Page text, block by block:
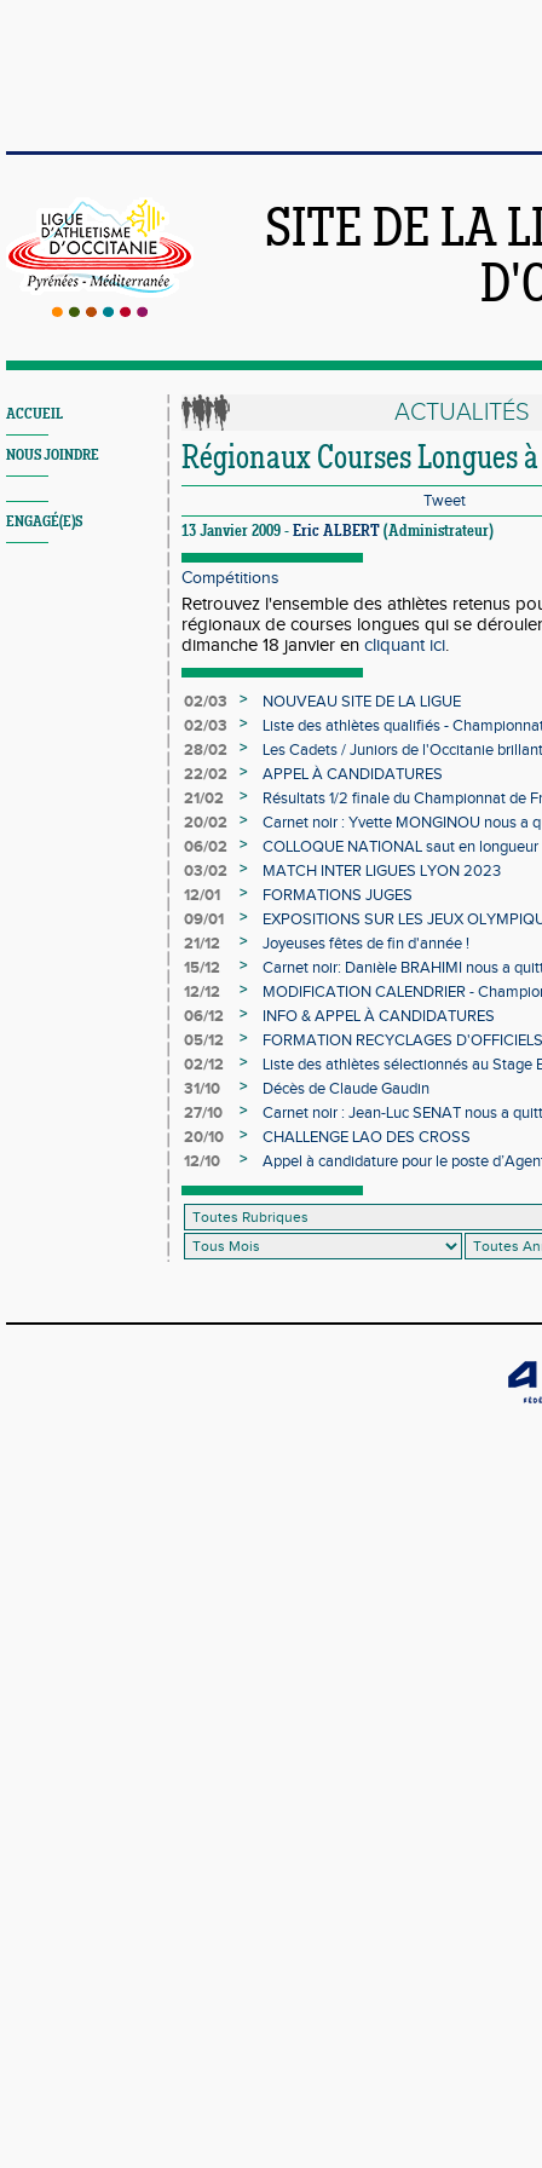
SITE DE LA
ACCUEIL
NOUS JOINDRE
ENGAGÉ(E)S
ACTUALITÉS
Régionaux Courses Longues
Tweet
13 Janvier 2009 - Eric ALBERT (Administrateur)
Compétitions
Retrouvez l'ensemble des athlètes retenus
régionaux de courses longues qui se
dimanche 18 janvier en cliquant ici.
02/03 >
NOUVEAU SITE DE LA LIGUE
02/03
>
Liste des athlètes qualifiés -
Individuels en salle
28/02 >
Les Cadets / Juniors de l'Occitanie
22/02
>
APPEL À CANDIDATURES
21/02
>
Résultats 1/2 finale du Championnat de
20/02
>
Carnet noir : Yvette MONGINOU nous a
06/02
>
COLLOQUE NATIONAL saut en
03/02
>
MATCH INTER LIGUES LYON 2023
12/01
>
FORMATIONS JUGES
09/01
>
EXPOSITIONS SUR LES JEUX
21/12
>
Joyeuses fêtes de fin d'année !
15/12
>
Carnet noir: Danièle BRAHIMI nous a
12/12
>
MODIFICATION CALENDRIER -
06/12
>
INFO & APPEL À CANDIDATURES
05/12
>
FORMATION RECYCLAGES D'OFFICIELS
02/12
>
Liste des athlètes sélectionnés au Stage
31/10
>
Décès de Claude Gaudin
27/10
>
Carnet noir : Jean-Luc SENAT nous a
20/10
>
CHALLENGE LAO DES CROSS
12/10
>
Appel à candidature pour le poste